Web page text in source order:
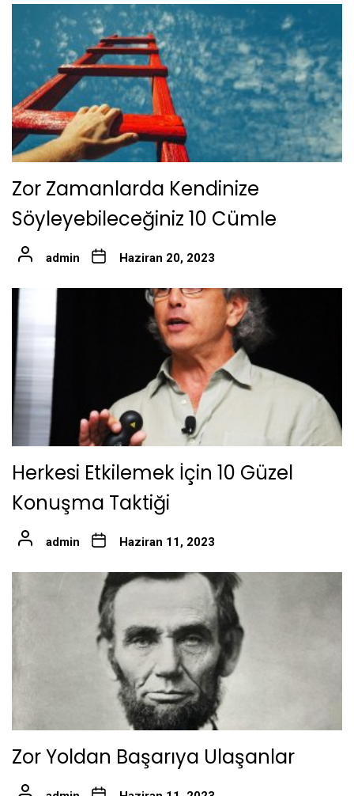
Zor Zamanlarda Kendinize
Söyleyebileceğiniz 10 Cümle
admin Haziran 20, 2023
Herkesi Etkilemek İçin 10 Güzel
Konuşma Taktiği
admin Haziran 11, 2023
Zor Yoldan Başarıya Ulaşanlar